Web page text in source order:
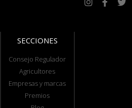
SECCIONES
Consejo Regulador
Agricultores
Empresas y marcas
Premios